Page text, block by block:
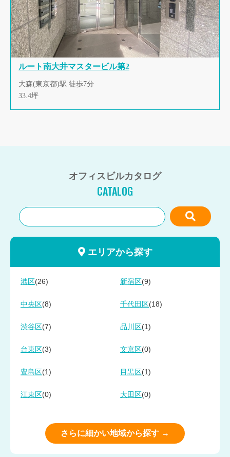
ルート南大井マスタービル第2
大森(東京都)駅 徒歩7分
33.4坪
オフィスビルカタログ
CATALOG
エリアから探す
港区 (26) 新宿区 (9)
中央区 (8) 千代田区 (18)
渋谷区 (7) 品川区 (1)
台東区 (3) 文京区 (0)
豊島区 (1) 目黒区 (1)
江東区 (0) 大田区 (0)
さらに細かい地域から探す →